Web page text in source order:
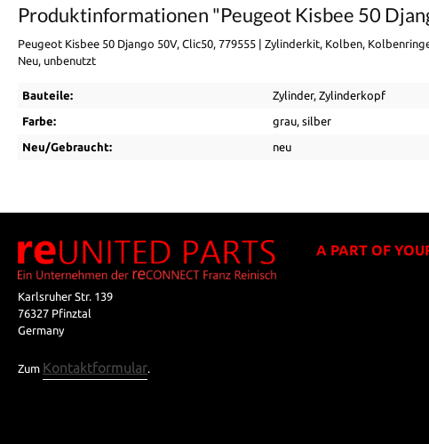
Produktinformationen "Peugeot Kisbee 50
Peugeot Kisbee 50 Django 50V, Clic50, 779555 | Zylinderkit, Kolben,
Neu, unbenutzt
Bauteile: Zylinder, Zylinderkopf
Farbe: grau, silber
Neu/Gebraucht: neu
Karlsruher Str. 139
76327 Pfinztal
Germany
Zum Kontaktformular
A PART OF